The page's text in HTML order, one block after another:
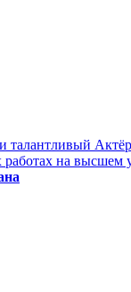
талантливый
работах на высшем